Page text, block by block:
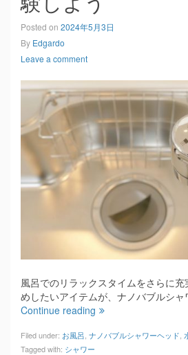
Posted on 2024年5月3日
By Edgardo
Leave a comment
風呂でのリラックスタイムをさらに
めしたいアイテムが、ナノバブルシャ
Continue reading
Filed under: お風呂 ナノバブルシャワーヘッド
Tagged with: シャワー